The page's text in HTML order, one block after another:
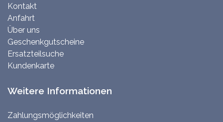
Kontakt
Anfahrt
Über uns
Geschenkgutscheine
Ersatzteilsuche
Kundenkarte
Weitere Informationen
Zahlungsmöglichkeiten